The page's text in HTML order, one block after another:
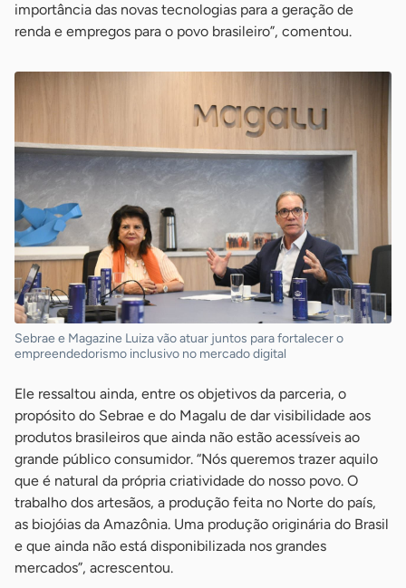
importância das novas tecnologias para a geração de
renda e empregos para o povo brasileiro”, comentou.
Sebrae e Magazine Luiza vão atuar juntos para fortalecer o
empreendedorismo inclusivo no mercado digital
Ele ressaltou ainda, entre os objetivos da parceria, o
propósito do Sebrae e do Magalu de dar visibilidade aos
produtos brasileiros que ainda não estão acessíveis ao
grande público consumidor. “Nós queremos trazer aquilo
que é natural da própria criatividade do nosso povo. O
trabalho dos artesãos, a produção feita no Norte do país,
as biojóias da Amazônia. Uma produção originária do Brasil
e que ainda não está disponibilizada nos grandes
mercados”, acrescentou.